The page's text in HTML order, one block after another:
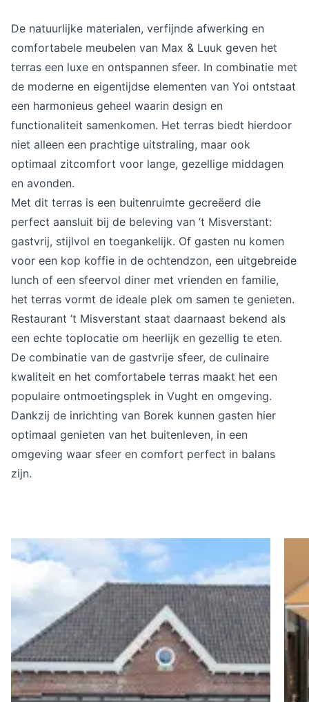
De natuurlijke materialen, verfijnde afwerking en
comfortabele meubelen van Max & Luuk geven het
terras een luxe en ontspannen sfeer. In combinatie met
de moderne en eigentijdse elementen van Yoi ontstaat
een harmonieus geheel waarin design en
functionaliteit samenkomen. Het terras biedt hierdoor
niet alleen een prachtige uitstraling, maar ook
optimaal zitcomfort voor lange, gezellige middagen
en avonden.
Met dit terras is een buitenruimte gecreëerd die
perfect aansluit bij de beleving van ’t Misverstant:
gastvrij, stijlvol en toegankelijk. Of gasten nu komen
voor een kop koffie in de ochtendzon, een uitgebreide
lunch of een sfeervol diner met vrienden en familie,
het terras vormt de ideale plek om samen te genieten.
Restaurant ’t Misverstant staat daarnaast bekend als
een echte toplocatie om heerlijk en gezellig te eten.
De combinatie van de gastvrije sfeer, de culinaire
kwaliteit en het comfortabele terras maakt het een
populaire ontmoetingsplek in Vught en omgeving.
Dankzij de inrichting van Borek kunnen gasten hier
optimaal genieten van het buitenleven, in een
omgeving waar sfeer en comfort perfect in balans
zijn.